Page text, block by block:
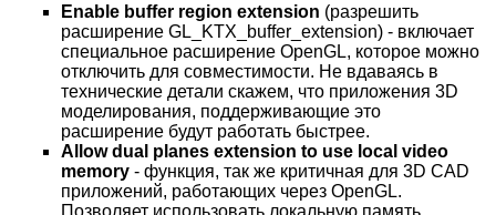
Enable buffer region extension (разрешить
расширение GL_KTX_buffer_extension) - включает
специальное расширение OpenGL, которое можно
отключить для совместимости. Не вдаваясь в
технические детали скажем, что приложения 3D
моделирования, поддерживающие это
расширение будут работать быстрее.
Allow dual planes extension to use local video
memory - функция, так же критичная для 3D CAD
приложений, работающих через OpenGL.
Позволяет использовать локальную память